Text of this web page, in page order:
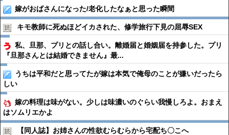
嫁がおばさんになった/老化したなぁと思った瞬間
キモ教師に死ぬほどイカされた、修学旅行下見の屈辱SEX
私、旦那、プリとの話し合い。離婚届と婚姻届を持参した。プリ
『旦那さんとは結婚できません』最...
うちは平和だと思ってたが嫁は本気で俺母のことが嫌いだったら
しい
嫁の料理は味がない。少しは味濃いのぐらい我慢しろよ。おまえ
はソムリエかよ
【同人誌】お姉さんの性欲むらむらから宅配ち〇こへ